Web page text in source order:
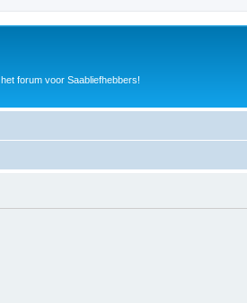
het forum voor Saabliefhebbers!